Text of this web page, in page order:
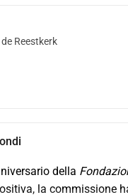
Reestkerk
della
la commissione